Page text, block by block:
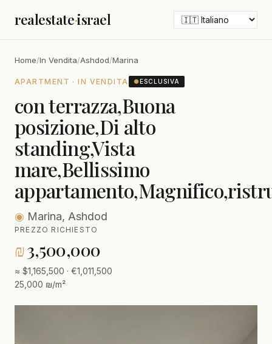
realestate·israel
Home/In Vendita/Ashdod/Marina
APARTMENT · IN VENDITA ●ESCLUSIVA
con terrazza,Buona
posizione,Di alto
standing,Vista
mare,Bellissimo
◉ Marina, Ashdod
PREZZO RICHIESTO
₪3,500,000
≈ $1,165,500 · €1,011,500
25,000 ₪/m²